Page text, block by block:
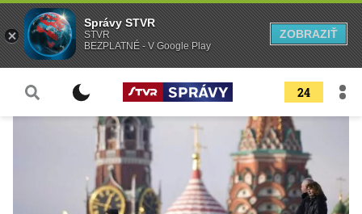
24
Správy STVR
STVR
BEZPLATNÉ - V Google Play
ZOBRAZIŤ